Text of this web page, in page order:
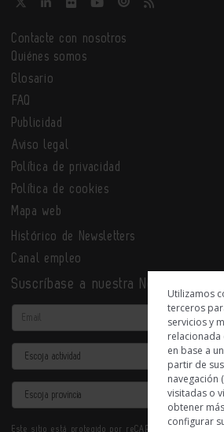
Contacte con nosotros
Quiénes somos
Glosario
FAQ
Publicidad
Aviso legal
Política de privacidad
Política de cookies
Mapa web
Histórico de Newsletters
Canal empleo
Suscríbase a nuestra Newsletter
Email
Actividad
Provincia
Este sitio está protegido por reCAPTCHA y se
Utilizamos
terceros
servicios y
relacionada
en base a
partir de
navegación
visitadas o
obtener
configurar